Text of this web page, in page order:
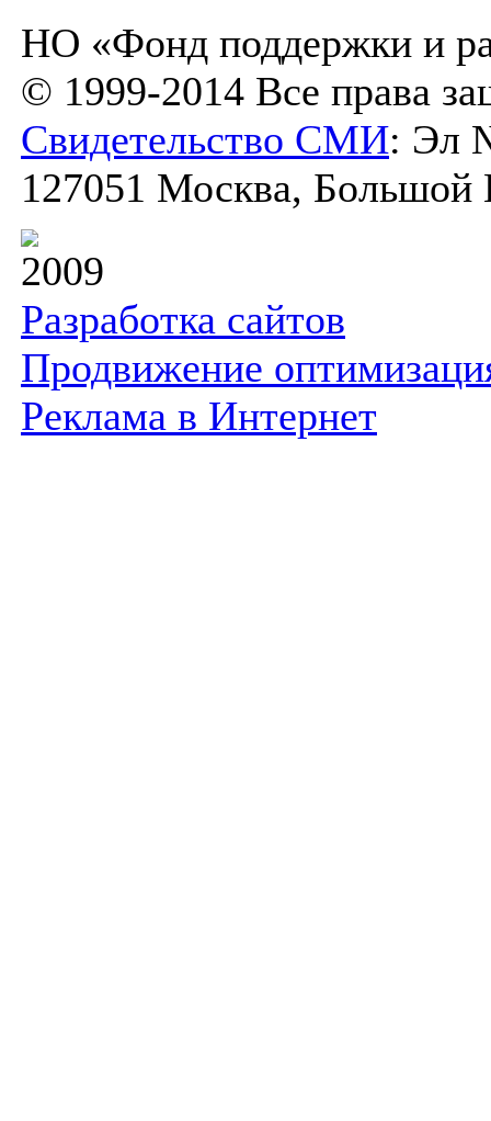
НО «Фонд поддержки и
© 1999-2014 Все права
Свидетельство СМИ: Эл
127051 Москва, Большой
2009
Разработка сайтов
Продвижение
Реклама в Интернет